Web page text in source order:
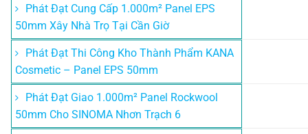
Phát Đạt Cung Cấp 1.000m² Panel EPS
50mm Xây Nhà Trọ Tại Cần Giờ
Phát Đạt Thi Công Kho Thành Phẩm KANA
Cosmetic – Panel EPS 50mm
Phát Đạt Giao 1.000m² Panel Rockwool
50mm Cho SINOMA Nhơn Trạch 6